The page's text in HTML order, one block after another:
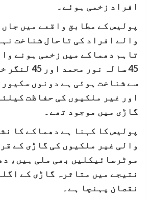
افراد زخمی ہوئے۔
پولیس کے مطابق واقعے میں
والے افراد کی تاحال شناخت
تاہم دھماکے میں زخمی ہونے
45 سالہ نور
سے شناخت ہوئی ہے دونوں
اور غیر ملکیوں کی حفاظت
گاڑی میں موجود تھے۔
پولیس کا کہنا ہے دھماکے کا
والی غیر ملکیوں کی گاڑی کے
موٹرسائیکلیں بھی ملی ہیں،
نتیجے میں متاثرہ گاڑی کے
نقصان پہنچا ہے۔